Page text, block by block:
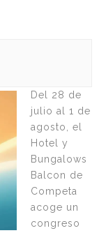
Del 28 de
julio al 1 de
agosto, el
Hotel y
Bungalows
Balcon de
Competa
acoge un
congreso